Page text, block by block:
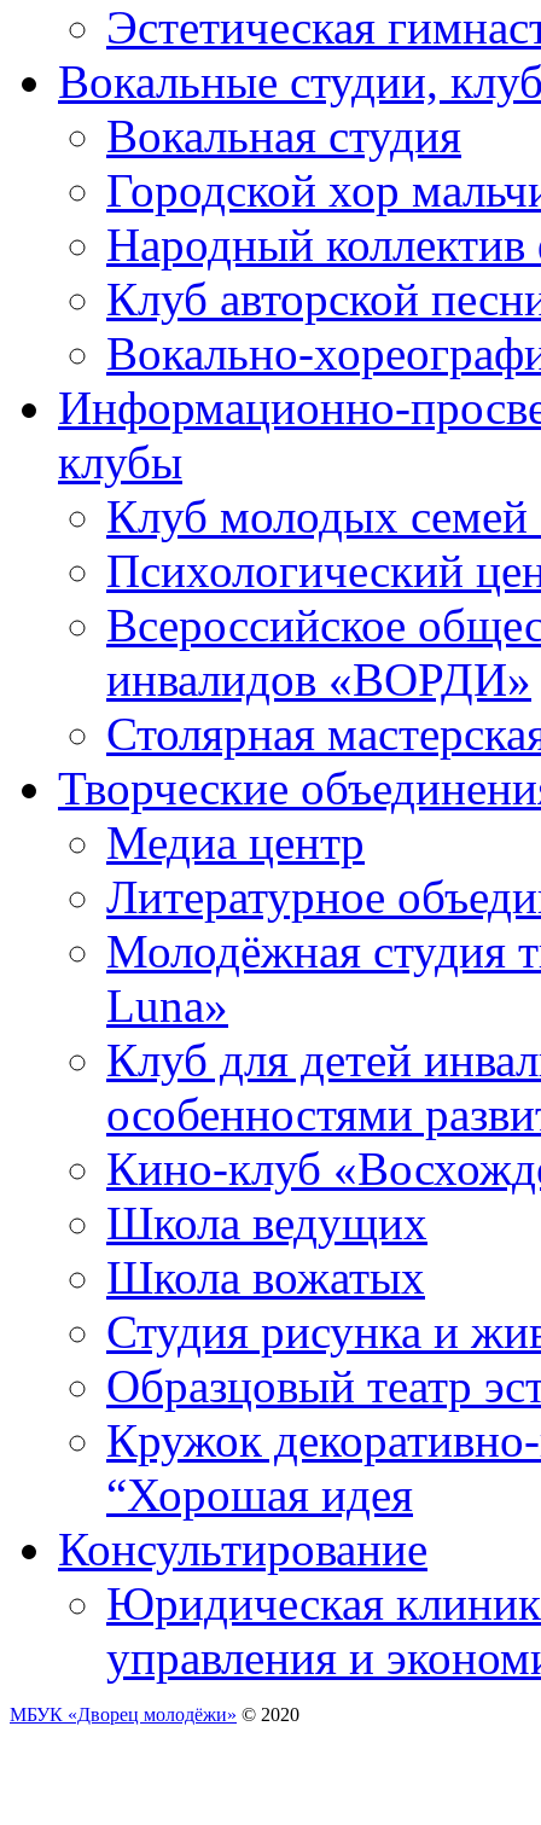
Эстетическая
Вокальные студии,
Вокальная студия
Городской хор
Народный коллектив
Клуб авторской
Вокально-
Информационно-
клубы
Клуб молодых
Психологический
Всероссийское
инвалидов «ВОРДИ»
Столярная
Творческие
Медиа центр
Литературное
Молодёжная студия
Luna»
Клуб для детей
особенностями
Кино-клуб
Школа ведущих
Школа вожатых
Студия рисунка и
Образцовый театр
Кружок
“Хорошая идея
Консультирование
Юридическая
управления и
МБУК «Дворец молодёжи» © 2020